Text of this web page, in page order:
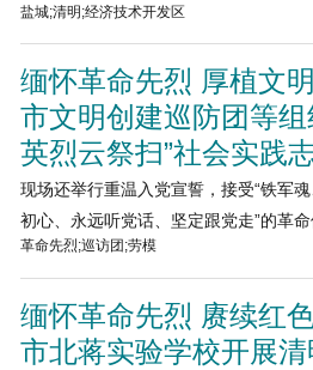
盐城;清明;经济技术开发区
缅怀革命先烈 厚植文
市文明创建巡防团等组
英烈云祭扫”社会实践
现场还举行重温入党宣誓，接受“铁军
初心、永远听党话、坚定跟党走”的革命
革命先烈;巡访团;劳模
缅怀革命先烈 赓续红
市北蒋实验学校开展